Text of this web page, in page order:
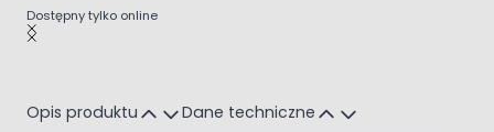
Dostępny tylko online
Main image
Click to view image in fullscreen
Opis produktu Dane techniczne